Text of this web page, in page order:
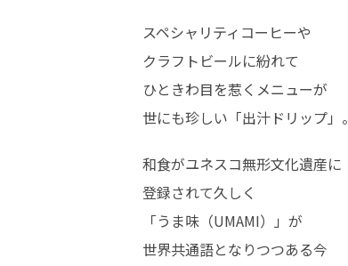
スペシャリティコーヒーや
クラフトビールに紛れて
ひときわ目を惹くメニューが
世にも珍しい「出汁ドリップ」。
和食がユネスコ無形文化遺産に
登録されて久しく
「うま味（UMAMI）」が
世界共通語となりつつある今